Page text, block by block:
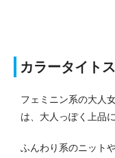
カラータイト
フェミニン系の大人
は、大人っぽく上品
ふんわり系のニット